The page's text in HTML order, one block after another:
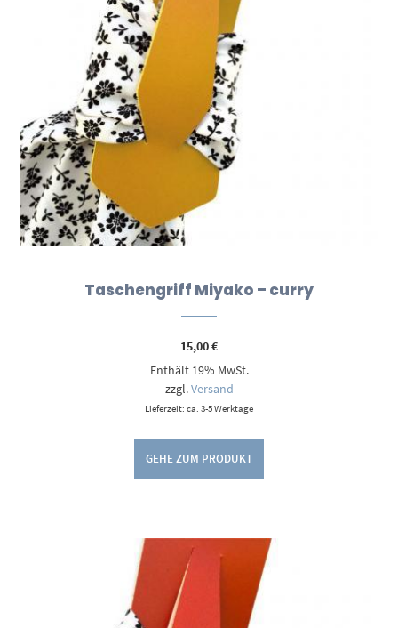
Taschengriff Miyako – curry
15,00€
Enthält 19% MwSt.
zzgl.Versand
Lieferzeit: ca. 3-5 Werktage
GEHE ZUM PRODUKT